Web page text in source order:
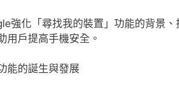
強化「尋找我的裝置」功能的背景、
用戶提高手機安全。
能的誕生與發展